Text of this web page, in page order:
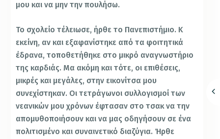
μου και να μην την πουλήσω.
Το σχολείο τέλειωσε, ήρθε το Πανεπιστήμιο. Κ
εκείνη, αν και εξαφανίστηκε από τα φοιτητικά
έδρανα, τοποθετήθηκε στο μικρό αναγνωστήριο
της καρδιάς. Μα ακόμη και τότε, οι επιθέσεις,
μικρές και μεγάλες, στην εικονίτσα μου
συνεχίστηκαν. Οι τετράγωνοι συλλογισμοί των
νεανικών μου χρόνων έφτασαν στο τσακ να την
απομυθοποιήσουν και να μας οδηγήσουν σε ένα
πολιτισμένο και συναινετικό διαζύγια. Ήρθε